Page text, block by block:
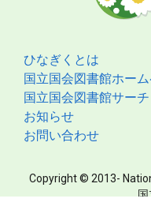
ひなぎくとは
国立国会図書館ホー
国立国会図書館サーチ
お知らせ
お問い合わせ
Copyright © 2013-